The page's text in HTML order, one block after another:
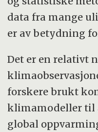
data fra mange
er av betydning
Det er en relativt
forskere brukt
klimamodeller til
global